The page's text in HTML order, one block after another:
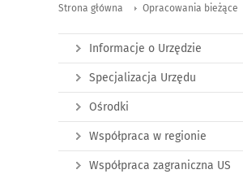
Strona główna Opracowania bieżące
Informacje o Urzędzie
Specjalizacja Urzędu
Ośrodki
Współpraca w regionie
Współpraca zagraniczna US